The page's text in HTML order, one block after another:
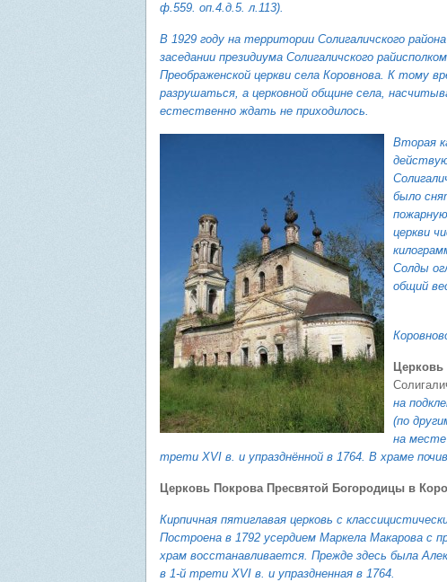
ф.559. оп.4.д.5. л.113).
В 1929 году на территории Солигаличского
заседании президиума Солигаличского
Преображенской церкви села Коровнова. К тому
разрушаться, а церковной общине села,
естественно ждать не приходилось.
Вторая
было
церкви
Солды
общий
на
(по
на месте
трети XVI в. и упразднённой в 1764. В храме
Церковь Покрова Пресвятой Богородицы в
Кирпичная пятиглавая церковь с
Построена в 1792 усердием Маркела Макарова с
храм восстанавливается. Прежде здесь была
в 1-й трети XVI в. и упраздненная в 1764.